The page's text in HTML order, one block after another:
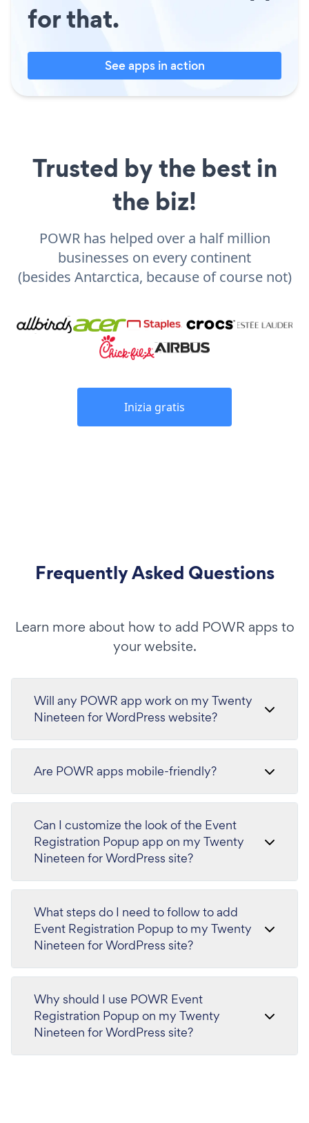
for that.
See apps in action
Trusted by the best in
the biz!
POWR has helped over a half million
businesses on every continent
(besides Antarctica, because of course not)
Inizia gratis
Frequently Asked Questions
Learn more about how to add POWR apps to
your website.
Will any POWR app work on my Twenty
Nineteen for WordPress website?
Are POWR apps mobile-friendly?
Can I customize the look of the Event
Registration Popup app on my Twenty
Nineteen for WordPress site?
What steps do I need to follow to add
Event Registration Popup to my Twenty
Nineteen for WordPress site?
Why should I use POWR Event
Registration Popup on my Twenty
Nineteen for WordPress site?